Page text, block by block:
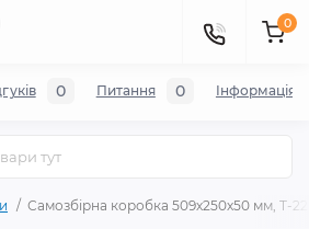
0
Самозбірна коробка 509х250х50 мм, Т-22
0 Питання 0 Iнформація